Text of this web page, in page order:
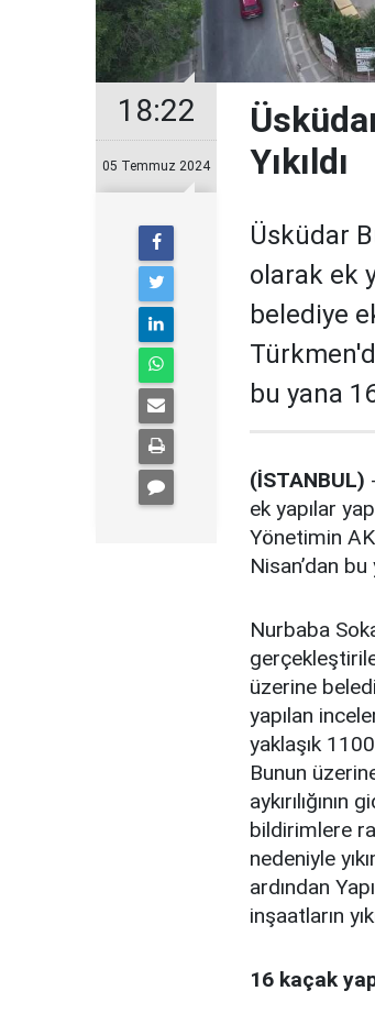
18:22
05 Temmuz 2024
Yıkıldı
Üsküdar
olarak ek
belediye
bu yana
(İSTANBUL)
ek yapılar
Yönetimin
Nisan’dan bu
Nurbaba
üzerine
yapılan
yaklaşık
Bunun
bildirimlere
nedeniyle
ardından
inşaatların
16 kaçak